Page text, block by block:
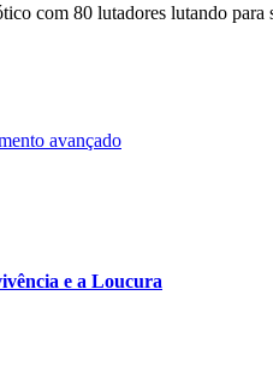
com 80 lutadores lutando
avançado
e a Loucura